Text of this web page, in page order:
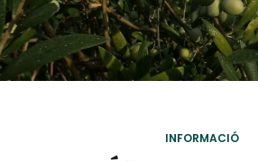
INFORMACIÓ